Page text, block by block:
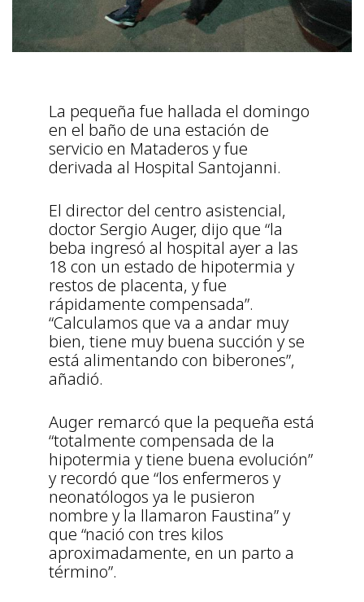
La pequeña fue hallada el domingo
en el baño de una estación de
servicio en Mataderos y fue
derivada al Hospital Santojanni.
El director del centro asistencial,
doctor Sergio Auger, dijo que “la
beba ingresó al hospital ayer a las
18 con un estado de hipotermia y
restos de placenta, y fue
rápidamente compensada”.
“Calculamos que va a andar muy
bien, tiene muy buena succión y se
está alimentando con biberones”,
añadió.
Auger remarcó que la pequeña está
“totalmente compensada de la
hipotermia y tiene buena evolución”
y recordó que “los enfermeros y
neonatólogos ya le pusieron
nombre y la llamaron Faustina” y
que “nació con tres kilos
aproximadamente, en un parto a
término”.